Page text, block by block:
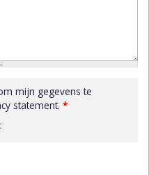
mijn gegevens te
statement. *